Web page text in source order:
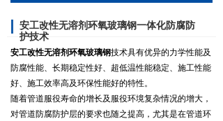
合作与交流
人力资源
子公司入口
安工改性无溶剂环氧玻璃钢技术具有优异的力学性能及
防腐性能、长期稳定性好、超低温性能稳定、施工性能
好、施工效率高及环保性能好的特性。
随着管道服役寿命的增长及服役环境复杂情况的增大，
对管道防腐防护层的要求也随之提高，尤其是在管道环
安工改性无溶剂环氧玻璃钢一体化防腐防
护技术